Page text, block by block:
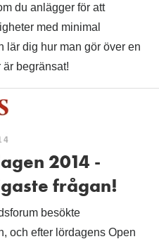
du anlägger för att
med minimal
lär dig hur man gör över en
är begränsat!
2014 -
frågan!
besökte
och efter lördagens Open